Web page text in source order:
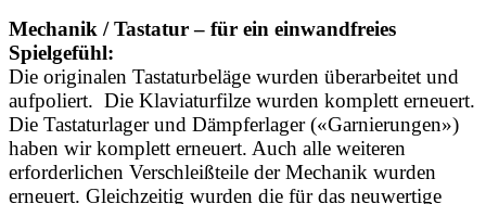
Mechanik / Tastatur – für ein einwandfreies
Spielgefühl:
Die originalen Tastaturbeläge wurden überarbeitet und
aufpoliert. Die Klaviaturfilze wurden komplett erneuert.
Die Tastaturlager und Dämpferlager («Garnierungen»)
haben wir komplett erneuert. Auch alle weiteren
erforderlichen Verschleißteile der Mechanik wurden
erneuert. Gleichzeitig wurden die für das neuwertige